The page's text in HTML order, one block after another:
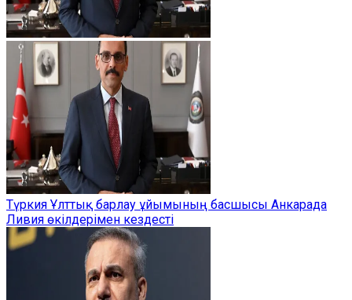
Түркия Ұлттық барлау ұйымының басшысы Анкарада
Ливия өкілдерімен кездесті